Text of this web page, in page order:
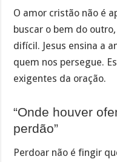
O amor cristão não é
buscar o bem do
difícil. Jesus ensina a
quem nos persegue.
exigentes da oração.
“Onde houver
perdão”
Perdoar não é fingir